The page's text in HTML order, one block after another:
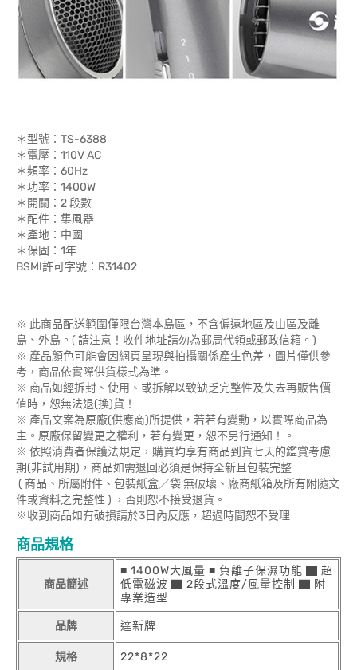
＊型號：TS-6388
＊電壓：110V AC
＊頻率：60Hz
＊功率：1400W
＊開關：2 段數
＊配件：集風器
＊產地：中國
＊保固：1年
BSMI許可字號：R31402
※ 此商品配送範圍僅限台灣本島區，不含偏遠地區及山區及離
島、外島。( 請注意！收件地址請勿為郵局代領或郵政信箱。)
※ 產品顏色可能會因網頁呈現與拍攝關係產生色差，圖片僅供參
考，商品依實際供貨樣式為準。
※ 商品如經拆封、使用、或拆解以致缺乏完整性及失去再販售價
值時，恕無法退(換)貨！
※ 產品文案為原廠(供應商)所提供，若若有變動，以實際商品為
主。原廠保留變更之權利，若有變更，恕不另行通知！。
※ 依照消費者保護法規定，購買均享有商品到貨七天的鑑賞考慮
期(非試用期)，商品如需退回必須是保持全新且包裝完整
( 商品、所屬附件、包裝紙盒／袋 無破壞、廠商紙箱及所有附隨文
件或資料之完整性 ) ，否則恕不接受退貨。
※收到商品如有破損請於3日內反應，超過時間恕不受理
商品規格
商品簡述
■ 1400W大風量 ■ 負離子保濕功能 ▇ 超
低電磁波 ▇ 2段式溫度/風量控制 ▇ 附
專業造型
品牌 達新牌
規格 22*8*22